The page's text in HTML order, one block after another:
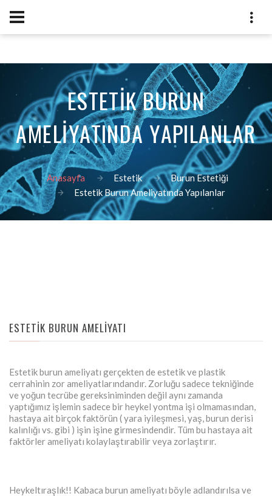
ESTETİK BURUN
AMELİYATINDA YAPILANLAR
Anasayfa Estetik
Burun Estetiği
Estetik Burun Ameliyatında Yapılanlar
ESTETİK BURUN AMELİYATI
Estetik burun ameliyatı gerçekten de estetik ve plastik
cerrahinin zor ameliyatlarındandır. Zorluğu sadece tekniğinde
ve yoğun tecrübe gereksiniminden değil aynı zamanda
yaptığımız işlemin sadece bir heykel yontma işi olmamasından,
hastaya ait birçok faktörün ( yara iyileşmesi, yaş, burun derisi
kalınlığı vs. gibi ) işin işine girmesindendir. Tüm bu hastaya ait
faktörler ameliyatı kolaylaştırabilir veya zorlaştırır.
Heykeltıraşlık!! Kabaca burun ameliyatı böyle adlandırılsa ve